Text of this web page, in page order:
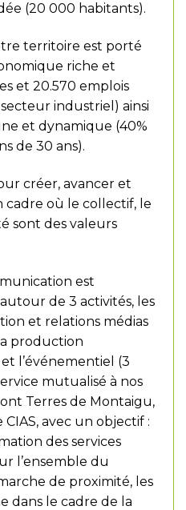
(20 000 habitants).
territoire est porté
riche et
et 20.570 emplois
industriel) ainsi
et dynamique (40%
de 30 ans).
créer, avancer et
cadre où le collectif, le
sont des valeurs
est
de 3 activités, les
et relations médias
production
l’événementiel (3
mutualisé à nos
Terres de Montaigu,
avec un objectif :
des services
l’ensemble du
de proximité, les
dans le cadre de la